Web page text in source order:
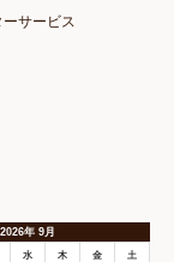
サービス
2026年9月
水 木 金 土